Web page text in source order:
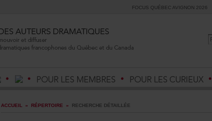
FOCUSQUÉBECAVIGNON2026
ACCUEIL » RÉPERTOIRE » RECHERCHEDÉTAILLÉE